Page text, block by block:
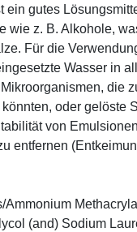
ein gutes
wie z. B. Alkohole,
Für die
Wasser in
die
oder gelöste
von
entfernen
Ammonium
(and) Sodium